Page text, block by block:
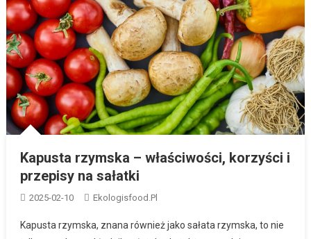
Kapusta rzymska – właściwości, korzyści i
przepisy na sałatki
2025-02-10 Ekologisfood.pl
Kapusta rzymska, znana również jako sałata rzymska, to nie